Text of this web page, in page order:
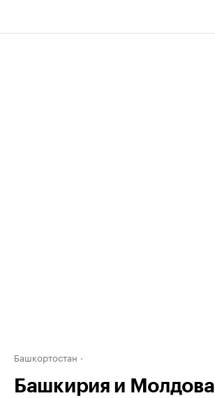
Башкортостан
Башкирия и Молдова